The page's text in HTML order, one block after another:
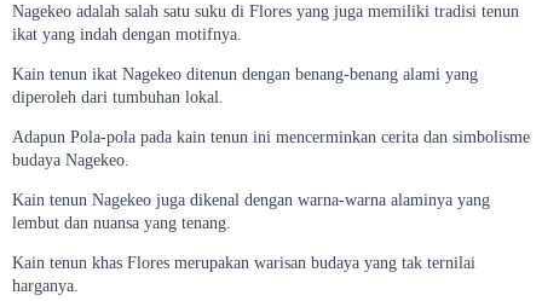
Nagekeo adalah salah satu suku di Flores yang juga memiliki tradisi tenun
ikat yang indah dengan motifnya.
Kain tenun ikat Nagekeo ditenun dengan benang-benang alami yang
diperoleh dari tumbuhan lokal.
Adapun Pola-pola pada kain tenun ini mencerminkan cerita dan simbolisme
budaya Nagekeo.
Kain tenun Nagekeo juga dikenal dengan warna-warna alaminya yang
lembut dan nuansa yang tenang.
Kain tenun khas Flores merupakan warisan budaya yang tak ternilai
harganya.